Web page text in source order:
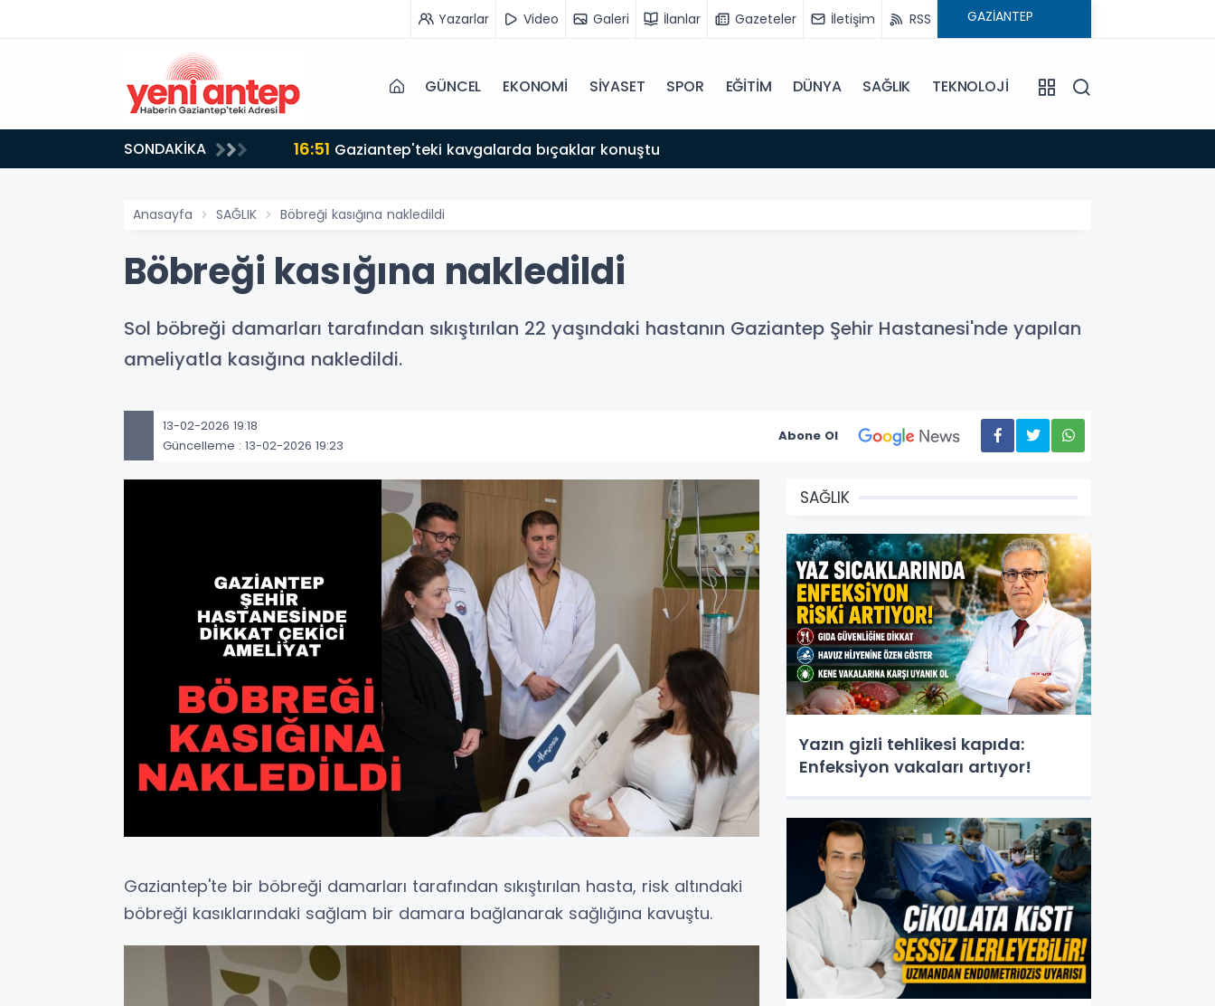
Yazarlar Video Galeri İlanlar Gazeteler İletişim RSS
GÜNCEL EKONOMİ SİYASET SPOR EĞİTİM DÜNYA SAĞLIK TEKNOLOJİ
SONDAKİKA 16:51 Gaziantep'teki kavgalarda bıçaklar konuştu
Anasayfa SAĞLIK Böbreği kasığına nakledildi
Böbreği kasığına nakledildi
Sol böbreği damarları tarafından sıkıştırılan 22 yaşındaki hastanın Gaziantep Şehir Hastanesi'nde yapılan
ameliyatla kasığına nakledildi.
13-02-2026 19:18
Güncelleme : 13-02-2026 19:23
Abone Ol
Gaziantep'te bir böbreği damarları tarafından sıkıştırılan hasta, risk altındaki
böbreği kasıklarındaki sağlam bir damara bağlanarak sağlığına kavuştu.
SAĞLIK
Yazın gizli tehlikesi kapıda:
Enfeksiyon vakaları artıyor!